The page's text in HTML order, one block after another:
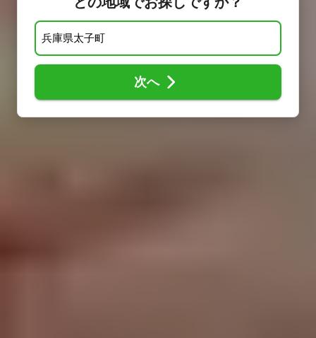
次へ